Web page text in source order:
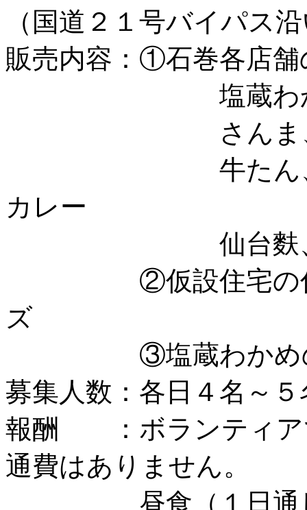
（国道２１号バイパス
販売内容： ①石巻各店
塩蔵わかめ、
さんま、さば
牛たん、牡蠣
カレー
仙台麩、仙台
②仮設住宅
ズ
③塩蔵わか
募集人数：各日４名～５
報酬 ：ボランティア
通費はありません。
昼食（１日通しで